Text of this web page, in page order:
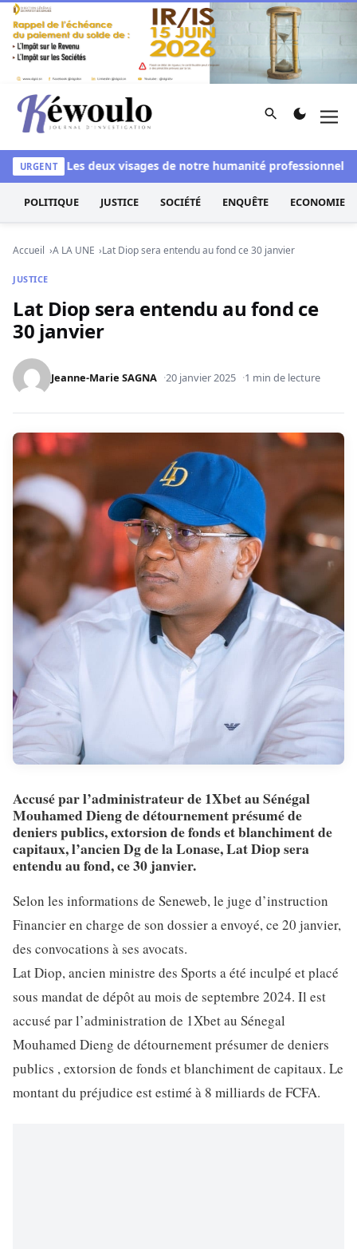
Aller au contenu
Kéwoulo, le premier site d'information et d'investigation
Rechercher
URGENTLes deux visages de notre humanité professionnelle :
POLITIQUE JUSTICE SOCIÉTÉ ENQUÊTE ECONOMIE
Accueil A LA UNE Lat Diop sera entendu au fond ce 30 janvier
JUSTICE
Lat Diop sera entendu au fond ce
30 janvier
Jeanne-Marie SAGNA 20 janvier 2025 1 min de lecture
Accusé par l’administrateur de 1Xbet au Sénégal
Mouhamed Dieng de détournement présumé de
deniers publics, extorsion de fonds et blanchiment de
capitaux, l’ancien Dg de la Lonase, Lat Diop sera
entendu au fond, ce 30 janvier.
Selon les informations de Seneweb, le juge d’instruction
Financier en charge de son dossier a envoyé, ce 20 janvier,
des convocations à ses avocats.
Lat Diop, ancien ministre des Sports a été inculpé et placé
sous mandat de dépôt au mois de septembre 2024. Il est
accusé par l’administration de 1Xbet au Sénegal
Mouhamed Dieng de détournement présumer de deniers
publics , extorsion de fonds et blanchiment de capitaux. Le
montant du préjudice est estimé à 8 milliards de FCFA.